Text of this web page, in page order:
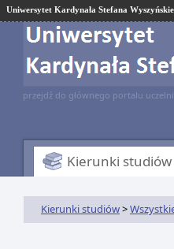
Uniwersytet Kardynała Stefana
przejdź do głównego portalu uczelni
Kierunki studiów
Kierunki studiów>